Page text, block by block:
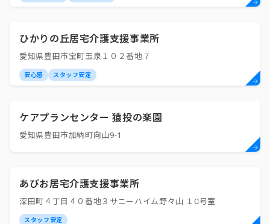
ひかりの丘居宅介護支援事業所
愛知県豊田市宝町玉泉１０２番地７
安心感 スタッフ安定
ケアプランセンター 猿投の楽園
愛知県豊田市加納町向山9-1
あぴお居宅介護支援事業所
深田町４丁目４０番地３サニーハイム野々山 １C号室
スタッフ安定